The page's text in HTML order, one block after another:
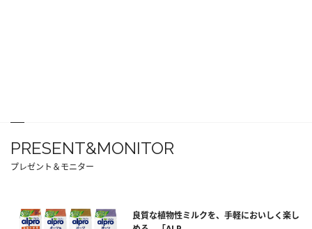
PRESENT&MONITOR
プレゼント＆モニター
良質な植物性ミルクを、手軽においしく楽し